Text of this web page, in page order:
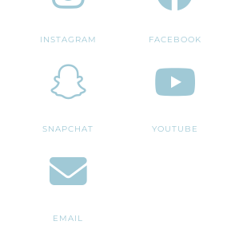
INSTAGRAM FACEBOOK
SNAPCHAT YOUTUBE
EMAIL